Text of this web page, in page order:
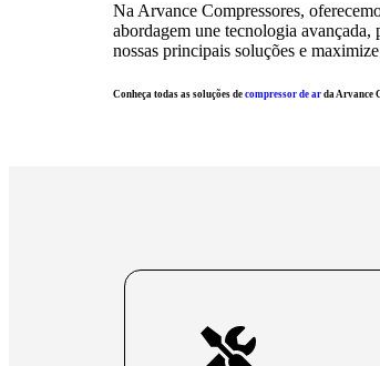
Na Arvance Compressores,
abordagem une tecnologia avançada,
nossas principais soluções e
Conheça todas as soluções de compressor de ar da Arvance